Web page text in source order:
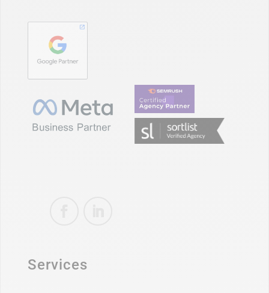
Services